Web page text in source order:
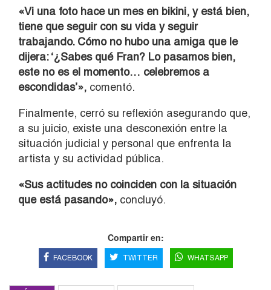
«Vi una foto hace un mes en bikini, y está bien,
tiene que seguir con su vida y seguir
trabajando. Cómo no hubo una amiga que le
dijera: ‘¿Sabes qué Fran? Lo pasamos bien,
este no es el momento… celebremos a
escondidas’», comentó.
Finalmente, cerró su reflexión asegurando que,
a su juicio, existe una desconexión entre la
situación judicial y personal que enfrenta la
artista y su actividad pública.
«Sus actitudes no coinciden con la situación
que está pasando», concluyó.
Compartir en:
FACEBOOK TWITTER WHATSAPP